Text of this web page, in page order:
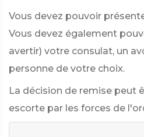
Vous devez pouvoir
Vous devez également
avertir) votre consulat, un
personne de votre choix.
La décision de remise peut
escorte par les forces de